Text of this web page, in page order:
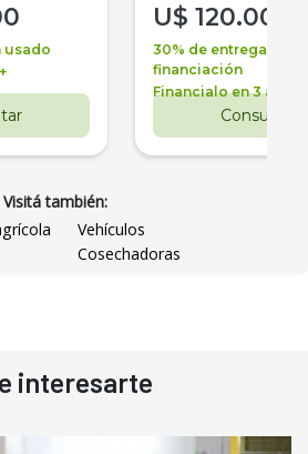
usado
U$ 120.000
30% de entrega +
financiación
Financialo en 3 años
Consultar
Visitá también:
Vehículos
Cosechadoras
interesarte